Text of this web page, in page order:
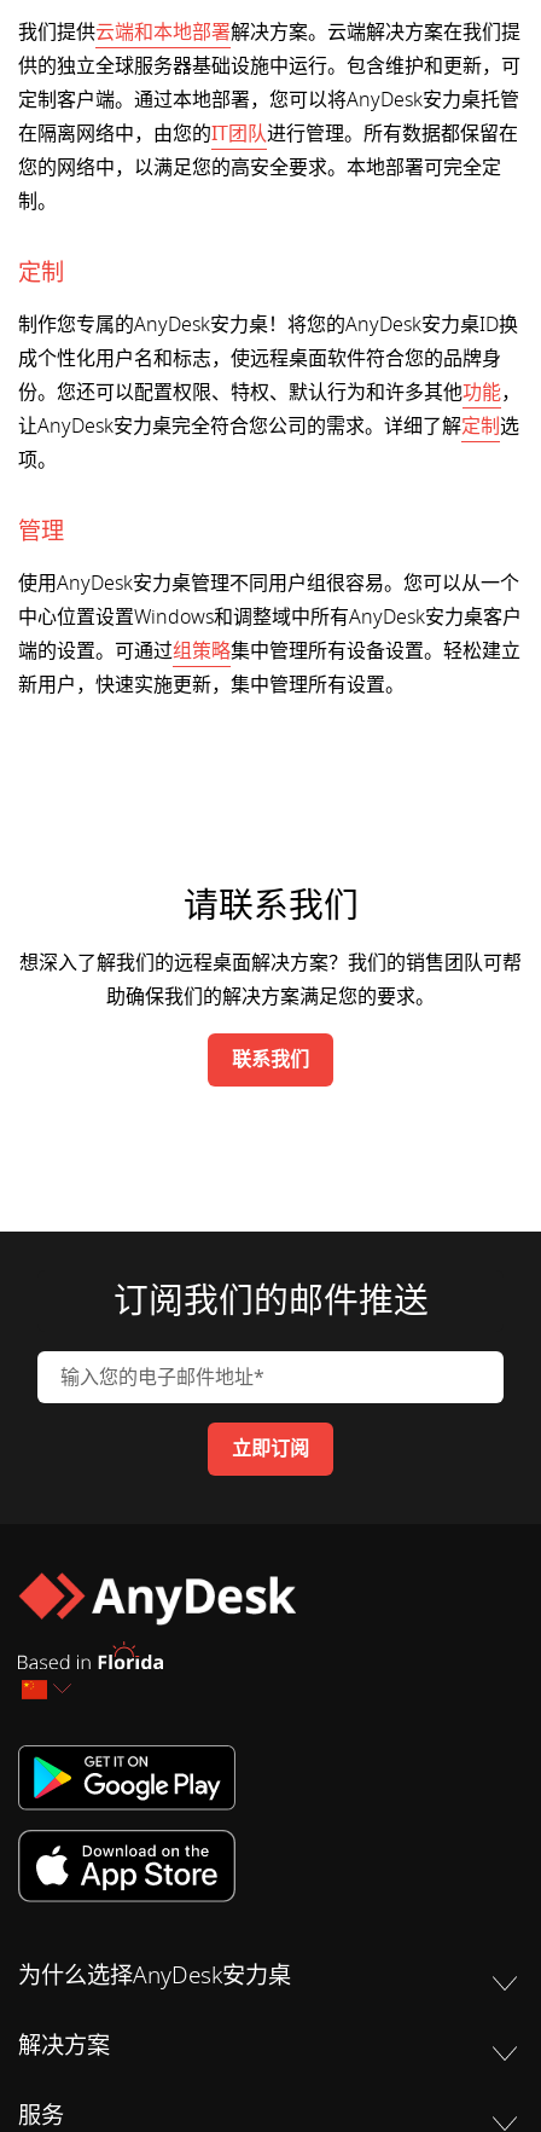
我们提供云端和本地部署解决方案。云端解决方案在我们提
供的独立全球服务器基础设施中运行。包含维护和更新，可
定制客户端。通过本地部署，您可以将AnyDesk安力桌托管
在隔离网络中，由您的IT团队进行管理。所有数据都保留在
您的网络中，以满足您的高安全要求。本地部署可完全定
制。
定制
制作您专属的AnyDesk安力桌！将您的AnyDesk安力桌ID换
成个性化用户名和标志，使远程桌面软件符合您的品牌身
份。您还可以配置权限、特权、默认行为和许多其他功能，
让AnyDesk安力桌完全符合您公司的需求。详细了解定制选
项。
管理
使用AnyDesk安力桌管理不同用户组很容易。您可以从一个
中心位置设置Windows和调整域中所有AnyDesk安力桌客户
端的设置。可通过组策略集中管理所有设备设置。轻松建立
新用户，快速实施更新，集中管理所有设置。
请联系我们
想深入了解我们的远程桌面解决方案？我们的销售团队可帮
助确保我们的解决方案满足您的要求。
联系我们
订阅我们的邮件推送
立即订阅
为什么选择AnyDesk安力桌
解决方案
服务